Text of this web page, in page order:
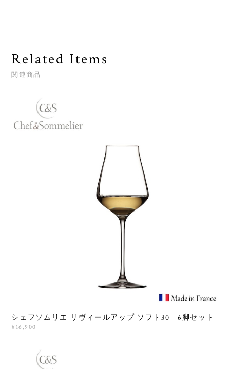
Related Items
関連商品
シェフソムリエ リヴィールアップ ソフト30 6脚セット
¥16,900